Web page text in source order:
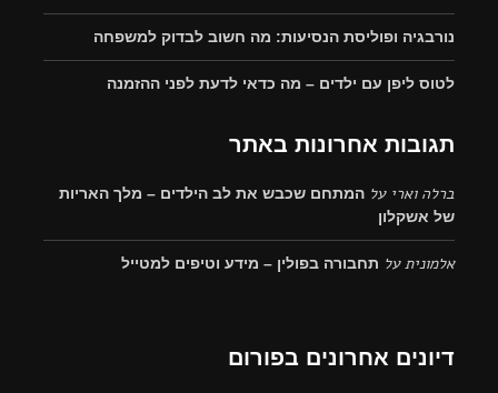
נורבגיה ופוליסת הנסיעות: מה חשוב לבדוק למשפחה
לטוס ליפן עם ילדים – מה כדאי לדעת לפני ההזמנה
תגובות אחרונות באתר
ברלה וארי על המתחם שכבש את לב הילדים – מלך האריות
של אשקלון
אלמוניתעל תחבורה בפולין – מידע וטיפים למטייל
דיונים אחרונים בפורום